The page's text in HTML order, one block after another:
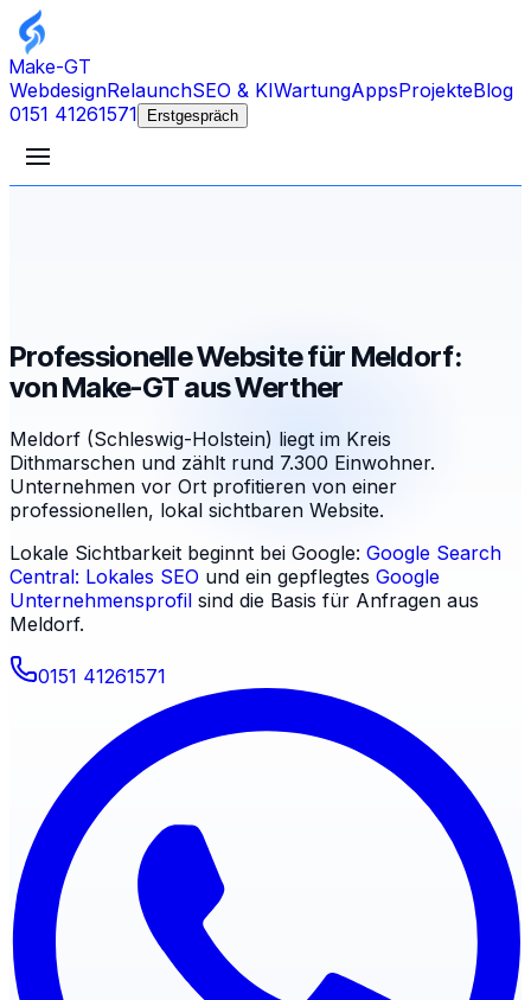
Make-GT
WebdesignRelaunchSEO & KIWartungAppsProjekteBlog
0151 41261571
Erstgespräch
Professionelle Website für Meldorf:
von Make-GT aus Werther
Meldorf (Schleswig-Holstein) liegt im Kreis
Dithmarschen und zählt rund 7.300 Einwohner.
Unternehmen vor Ort profitieren von einer
professionellen, lokal sichtbaren Website.
Lokale Sichtbarkeit beginnt bei Google: Google Search
Central: Lokales SEO und ein gepflegtes Google
Unternehmensprofil sind die Basis für Anfragen aus
Meldorf.
0151 41261571